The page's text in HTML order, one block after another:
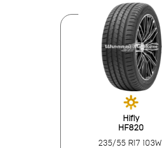
Hifly
HF820
235/55 R17 103W